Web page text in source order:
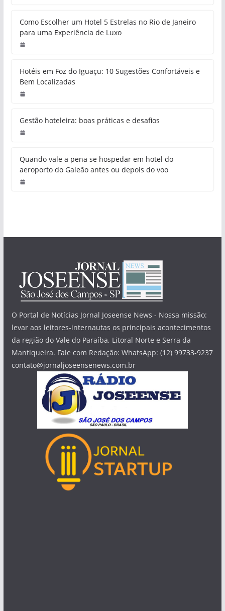
Como Escolher um Hotel 5 Estrelas no Rio de Janeiro
para uma Experiência de Luxo
Hotéis em Foz do Iguaçu: 10 Sugestões Confortáveis e
Bem Localizadas
Gestão hoteleira: boas práticas e desafios
Quando vale a pena se hospedar em hotel do
aeroporto do Galeão antes ou depois do voo
O Portal de Notícias Jornal Joseense News - Nossa missão:
levar aos leitores-internautas os principais acontecimentos
da região do Vale do Paraíba, Litoral Norte e Serra da
Mantiqueira. Fale com Redação: WhatsApp: (12) 99733-9237
contato@jornaljoseensenews.com.br